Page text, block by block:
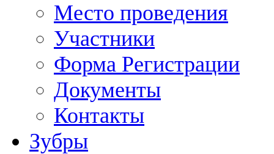
Место проведения
Участники
Форма Регистрации
Документы
Контакты
Зубры